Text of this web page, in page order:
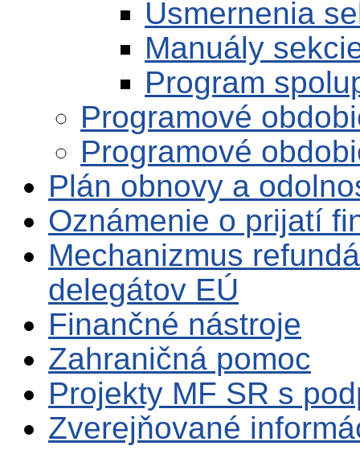
Usmernenia
Manuály
Program
Programové
Programové
Plán obnovy a
Oznámenie o prijatí
Mechanizmus
delegátov EÚ
Finančné nástroje
Zahraničná pomoc
Projekty MF SR s
Zverejňované